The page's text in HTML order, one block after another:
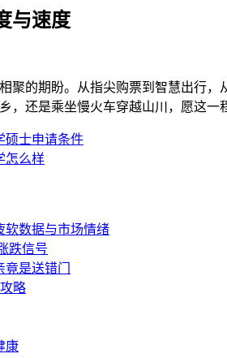
与速度
聚的期盼。从指尖购票到智慧出行
，还是乘坐慢火车穿越山川，愿这一
硕士申请条件
怎么样
软数据与市场情绪
跌信号
是送错门
略
康